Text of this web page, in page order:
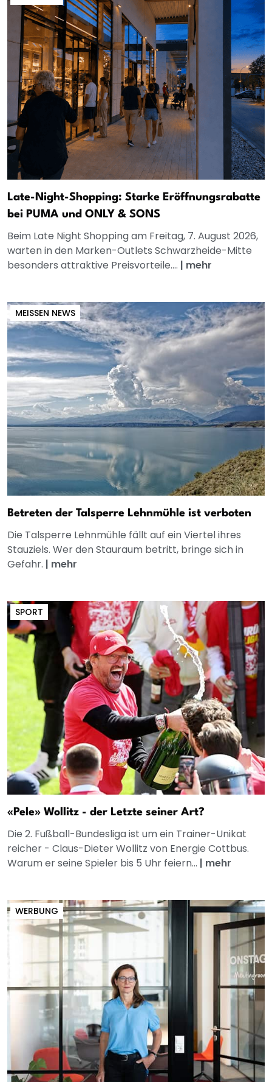
Late-Night-Shopping: Starke Eröffnungsrabatte
bei PUMA und ONLY & SONS
Beim Late Night Shopping am Freitag, 7. August 2026,
warten in den Marken-Outlets Schwarzheide-Mitte
besonders attraktive Preisvorteile.... | mehr
MEISSEN NEWS
Betreten der Talsperre Lehnmühle ist verboten
Die Talsperre Lehnmühle fällt auf ein Viertel ihres
Stauziels. Wer den Stauraum betritt, bringe sich in
Gefahr. | mehr
SPORT
«Pele» Wollitz - der Letzte seiner Art?
Die 2. Fußball-Bundesliga ist um ein Trainer-Unikat
reicher - Claus-Dieter Wollitz von Energie Cottbus.
Warum er seine Spieler bis 5 Uhr feiern... | mehr
WERBUNG